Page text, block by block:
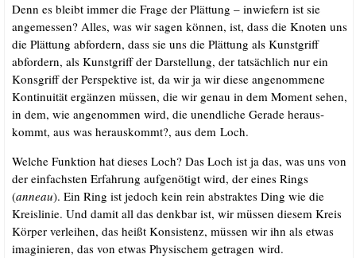
Denn es bleibt immer die Fra­ge der Plät­tung – inwie­fern ist sie
ange­mes­sen? Alles, was wir sagen kön­nen, ist, dass die Kno­ten uns
die Plät­tung abfor­dern, dass sie uns die Plät­tung als Kunst­griff
abfor­dern, als Kunst­griff der Dar­stel­lung, der tat­säch­lich nur ein
Kon­sgriff der Per­spek­ti­ve ist, da wir ja wir die­se ange­nom­me­ne
Kon­ti­nui­tät ergän­zen müs­sen, die wir genau in dem Moment sehen,
in dem, wie ange­nom­men wird, die unend­li­che Gera­de her­aus­
kommt, aus was her­aus­kommt?, aus dem Loch.
Wel­che Funk­ti­on hat die­ses Loch? Das Loch ist ja das, was uns von
der ein­fachs­ten Erfah­rung auf­ge­nö­tigt wird, der eines Rings
(anneau). Ein Ring ist jedoch kein rein abs­trak­tes Ding wie die
Kreis­li­nie. Und damit all das denk­bar ist, wir müs­sen die­sem Kreis
Kör­per ver­lei­hen, das heißt Kon­sis­tenz, müs­sen wir ihn als etwas
ima­gi­nie­ren, das von etwas Phy­si­schem getra­gen wird.